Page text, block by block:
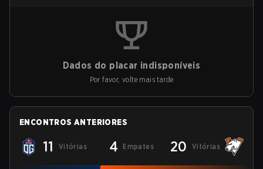
Dados do placar indisponíveis
Por favor, volte mais tarde
ENCONTROS ANTERIORES
11 Vitórias 4 Empates 20 Vitórias